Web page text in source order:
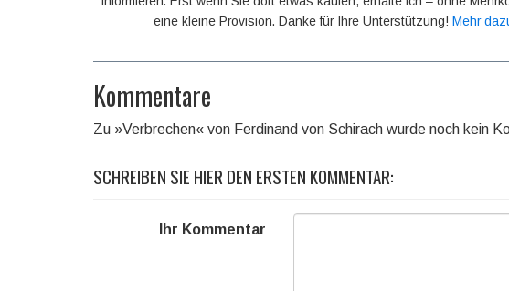
eine kleine Provision. Danke für Ihre Unterstützung! Mehr
Kommentare
Zu »Verbrechen« von Ferdinand von Schirach wurde noch kein
SCHREIBEN SIE HIER DEN ERSTEN KOMMENTAR:
Ihr Kommentar